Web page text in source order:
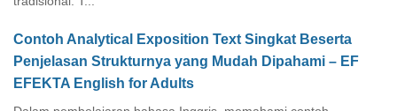
Contoh Analytical Exposition Text Singkat Beserta
Penjelasan Strukturnya yang Mudah Dipahami – EF
EFEKTA English for Adults